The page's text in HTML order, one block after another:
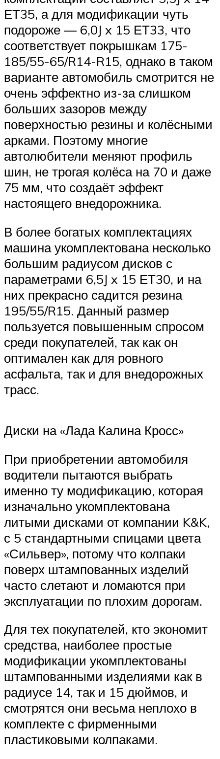
ЕТ35, а для модификации чуть
подороже — 6,0J x 15 ЕТ33, что
соответствует покрышкам 175-
185/55-65/R14-R15, однако в таком
варианте автомобиль смотрится не
очень эффектно из-за слишком
больших зазоров между
поверхностью резины и колёсными
арками. Поэтому многие
автолюбители меняют профиль
шин, не трогая колёса на 70 и даже
75 мм, что создаёт эффект
настоящего внедорожника.
В более богатых комплектациях
машина укомплектована несколько
большим радиусом дисков с
параметрами 6,5J x 15 ЕТ30, и на
них прекрасно садится резина
195/55/R15. Данный размер
пользуется повышенным спросом
среди покупателей, так как он
оптимален как для ровного
асфальта, так и для внедорожных
трасс.
Диски на «Лада Калина Кросс»
При приобретении автомобиля
водители пытаются выбрать
именно ту модификацию, которая
изначально укомплектована
литыми дисками от компании K&K,
с 5 стандартными спицами цвета
«Сильвер», потому что колпаки
поверх штампованных изделий
часто слетают и ломаются при
эксплуатации по плохим дорогам.
Для тех покупателей, кто экономит
средства, наиболее простые
модификации укомплектованы
штампованными изделиями как в
радиусе 14, так и 15 дюймов, и
смотрятся они весьма неплохо в
комплекте с фирменными
пластиковыми колпаками.